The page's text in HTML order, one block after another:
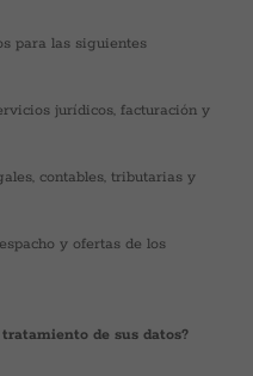
para las siguientes
jurídicos, facturación y
contables, tributarias y
y ofertas de los
de sus datos?